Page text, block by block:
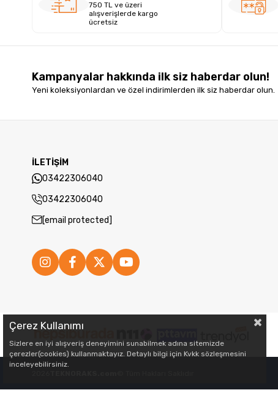
750 TL ve üzeri
alışverişlerde kargo
ücretsiz
Kampanyalar hakkında ilk siz haberdar olun!
Yeni koleksiyonlardan ve özel indirimlerden ilk siz haberdar olun.
İLETİŞİM
03422306040
03422306040
[email protected]
Çerez Kullanımı
Sizlere en iyi alışveriş deneyimini sunabilmek adına sitemizde
çerezler(cookies) kullanmaktayız. Detaylı bilgi için Kvkk sözleşmesini
inceleyebilirsiniz.